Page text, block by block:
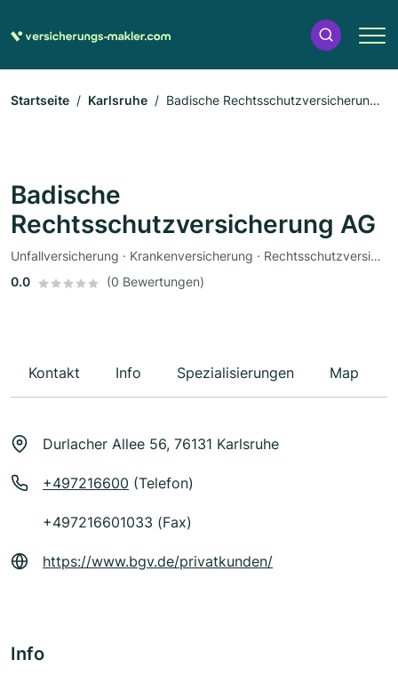
Startseite Karlsruhe
Badische Rechtsschutzversicherung
Badische
Rechtsschutzversicherung AG
Unfallversicherung · Krankenversicherung · Rechtsschutzversicherung
0.0
(0 Bewertungen)
Kontakt Info Spezialisierungen Map
Durlacher Allee 56, 76131 Karlsruhe
+497216600 (Telefon)
+497216601033 (Fax)
https://www.bgv.de/privatkunden/
Info